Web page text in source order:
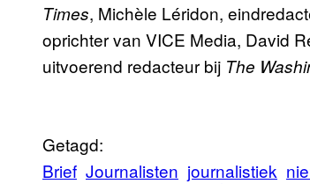
Times, Michèle Léridon,
oprichter van VICE Media, David
uitvoerend redacteur bij The
Getagd:
Brief Journalisten journalistiek